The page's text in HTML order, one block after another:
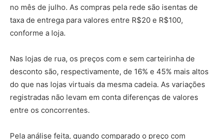
no mês de julho. As compras pela rede são isentas de
taxa de entrega para valores entre R$20 e R$100,
conforme a loja.
Nas lojas de rua, os preços com e sem carteirinha de
desconto são, respectivamente, de 16% e 45% mais altos
do que nas lojas virtuais da mesma cadeia. As variações
registradas não levam em conta diferenças de valores
entre os concorrentes.
Pela análise feita, quando comparado o preço com